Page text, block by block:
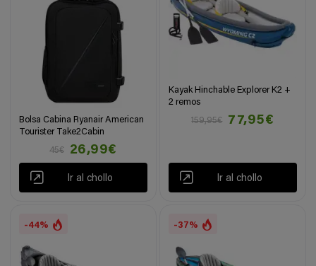
Bolsa Cabina Ryanair American
Tourister Take2Cabin
45€
26,99€
Ir al chollo
Kayak Hinchable Explorer K2 +
2 remos
159,95€
77,95€
Ir al chollo
-44% -37%